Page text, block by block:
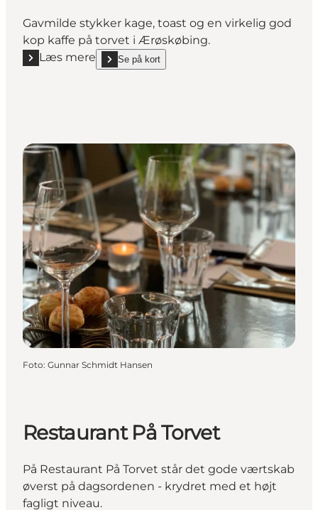
Gavmilde stykker kage, toast og en virkelig god
kop kaffe på torvet i Ærøskøbing.
Læs mere
Læs mere "Café Den Gamle Købmandsgaard"
Se på kort
show Café Den Gamle Købmandsgaard on_map
Foto: Gunnar Schmidt Hansen
Restaurant På Torvet
På Restaurant På Torvet står det gode værtskab
øverst på dagsordenen - krydret med et højt
fagligt niveau.